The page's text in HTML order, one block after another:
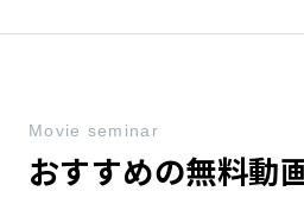
おすすめの無料動
Movie seminar